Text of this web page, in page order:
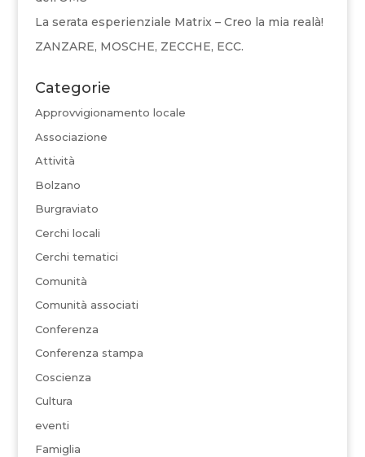
La serata esperienziale Matrix – Creo la mia realà!
ZANZARE, MOSCHE, ZECCHE, ECC.
Categorie
Approvvigionamento locale
Associazione
Attività
Bolzano
Burgraviato
Cerchi locali
Cerchi tematici
Comunità
Comunità associati
Conferenza
Conferenza stampa
Coscienza
Cultura
eventi
Famiglia